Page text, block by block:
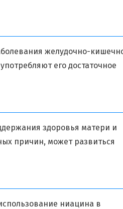
желудочно-
его достаточное
здоровья матери и
причин, может развиться
ниацина в